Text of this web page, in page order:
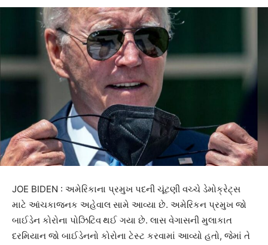
JOE BIDEN : અમેરિકાના પ્રમુખ પદની ચૂંટણી વચ્ચે ડેમોક્રેટ્સ
માટે આંચકાજનક અહેવાલ સામે આવ્યા છે. અમેરિકન પ્રમુખ જો
બાઈડેન કોરોના પોઝિટિવથઈ ગયા છે. લાસ વેગાસની મુલાકાત
દરમિયાન જો બાઈડેનનો કોરોના ટેસ્ટ કરવામાં આવ્યો હતો, જેમાં તે